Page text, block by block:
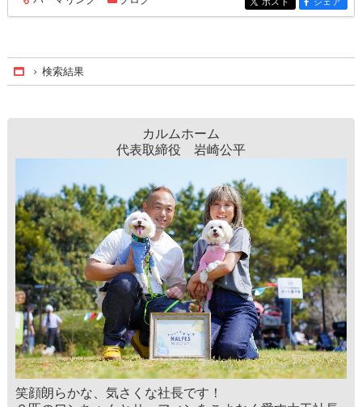
entry431 entry431
Home
検索結果
カルムホーム
代表取締役 岩崎公平
笑顔朗らかな、気さくな社長です！